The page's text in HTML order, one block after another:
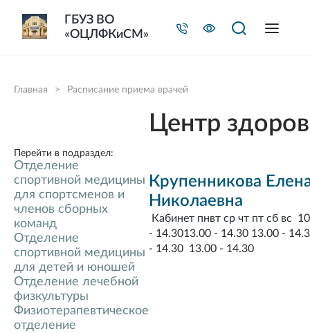
Главная > Расписание приема врачей
Перейти в подраздел:
Отделение
спортивной медицины
для спортсменов и
членов сборных
команд
Отделение
спортивной медицины
для детей и юношей
Отделение лечебной
физкультуры
Физиотерапевтическое
отделение
Центр
Крупенникова
Николаевна
Кабинет пнвт ср чт пт сб вс
- 14.3013.00 - 14.30 13.00 -
- 14.30 13.00 - 14.30
ГБУЗ ВО
«ОЦЛФКиСМ»